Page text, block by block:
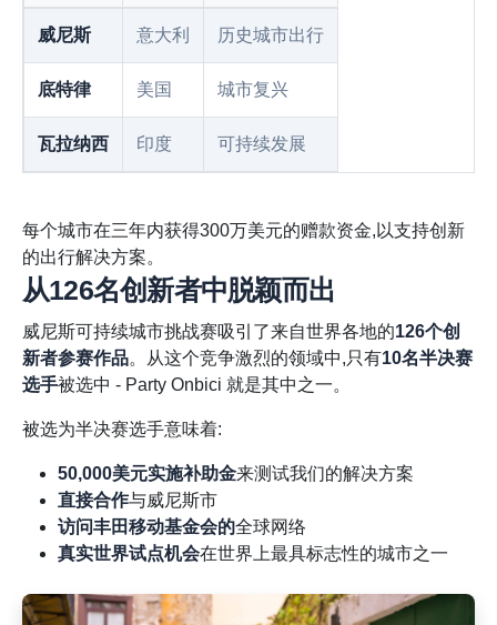
威尼斯 意大利 历史城市出行
底特律 美国 城市复兴
瓦拉纳西 印度 可持续发展
每个城市在三年内获得300万美元的赠款资金,以支持创新
的出行解决方案。
从126名创新者中脱颖而出
威尼斯可持续城市挑战赛吸引了来自世界各地的126个创
新者参赛作品。从这个竞争激烈的领域中,只有10名半决赛
选手被选中 - Party Onbici 就是其中之一。
被选为半决赛选手意味着:
50,000美元实施补助金来测试我们的解决方案
直接合作与威尼斯市
访问丰田移动基金会的全球网络
真实世界试点机会在世界上最具标志性的城市之一